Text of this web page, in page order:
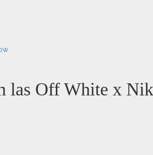
las Off White x